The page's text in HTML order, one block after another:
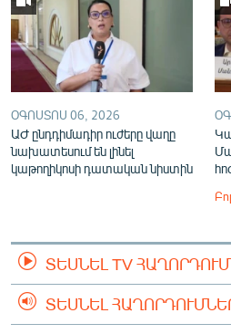
ՕԳՈՍՏՈՍ 06, 2026
ԱԺ ընդդիմադիր ուժերը վաղը
նախատեսում են լինել
կաթողիկոսի դատական նիստին
ՏԵՍՆԵԼ TV
ՏԵՍՆԵԼ